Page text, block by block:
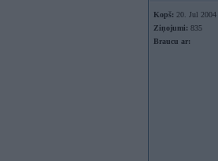
Kopš: 20. Jul 2004
Ziņojumi: 835
Braucu ar: